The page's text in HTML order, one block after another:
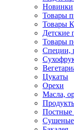
Новинки
Товары
Товары
Детские
Товары
Специи,
Цукаты
Орехи
Масла,
Постные
Сушеные